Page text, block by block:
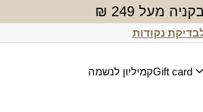
מעל 249 ₪
נקודות
Gift cardקמיליון לנשמה